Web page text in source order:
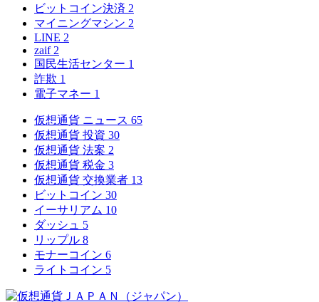
ビットコイン決済 2
マイニングマシン 2
LINE 2
zaif 2
国民生活センター 1
詐欺 1
電子マネー 1
仮想通貨 ニュース 65
仮想通貨 投資 30
仮想通貨 法案 2
仮想通貨 税金 3
仮想通貨 交換業者 13
ビットコイン 30
イーサリアム 10
ダッシュ 5
リップル 8
モナーコイン 6
ライトコイン 5